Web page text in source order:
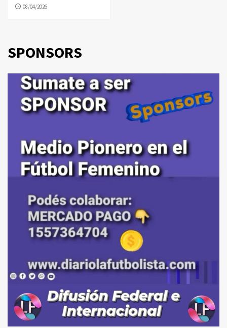
08/04/2026
SPONSORS